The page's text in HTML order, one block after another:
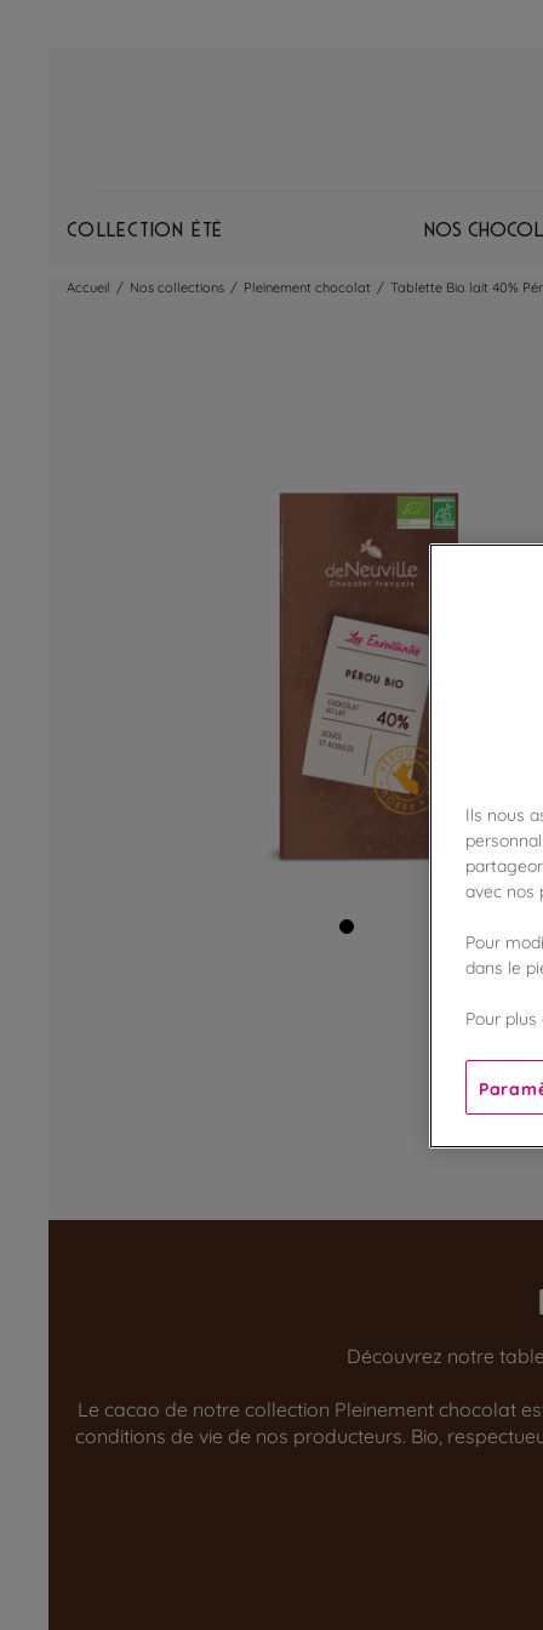
Collection Été Nos
Accueil / Nos collections / Pleinement chocolat / Tablette Bio lait 40%
Découvrez notre
Le cacao de notre collection Pleinement chocolat
conditions de vie de nos producteurs. Bio,
Ils nous
avec nos
Pour
dans le
Pour